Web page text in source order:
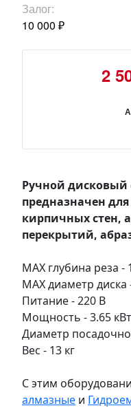
Залог:
10 000 ₽
2
Ручной дисковый
предназначен
кирпичных стен,
перекрытий,
MAX глубина реза -
MAX диаметр
Питание - 220 В
Мощность - 3.65 кВт
Диаметр
Вес - 13 кг
С этим
алмазные и